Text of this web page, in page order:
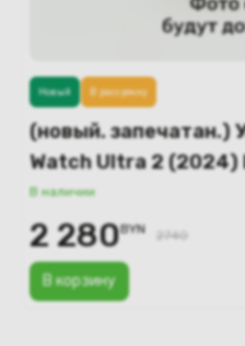
(новый. запечатан.)
Watch Ultra 2 (2024)
титановый корпус/
миланская петля – S
В наличии
В корзину
Новый В рассрочку
2 280BYN 2740